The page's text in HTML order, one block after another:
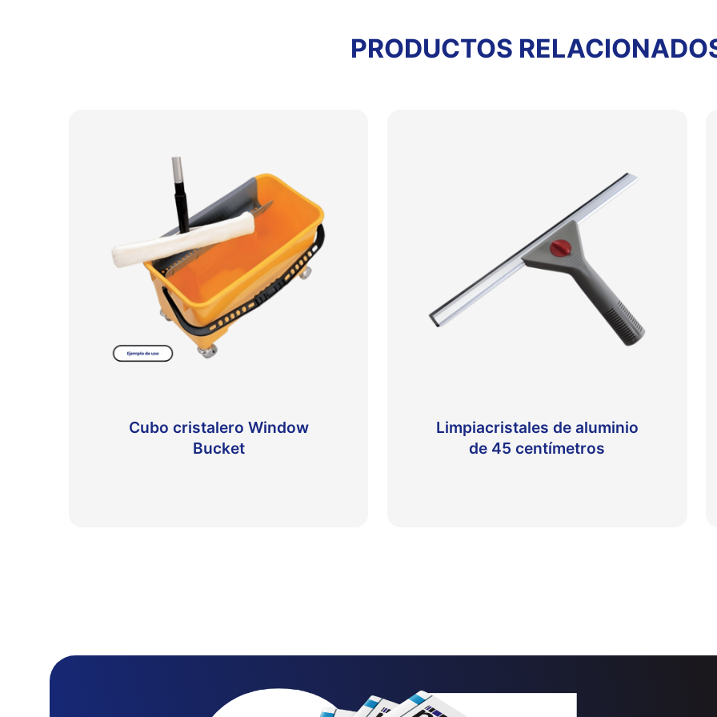
PRODUCTOS
Cubo cristalero Window
Bucket
Limpiacristales de aluminio
de 45 centímetros